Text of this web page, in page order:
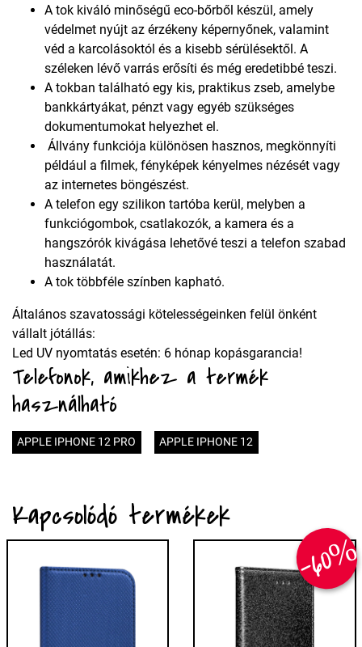
A tok kiváló minőségű eco-bőrből készül, amely
védelmet nyújt az érzékeny képernyőnek, valamint
véd a karcolásoktól és a kisebb sérülésektől. A
széleken lévő varrás erősíti és még eredetibbé teszi.
A tokban található egy kis, praktikus zseb, amelybe
bankkártyákat, pénzt vagy egyéb szükséges
dokumentumokat helyezhet el.
Állvány funkciója különösen hasznos, megkönnyíti
például a filmek, fényképek kényelmes nézését vagy
az internetes böngészést.
A telefon egy szilikon tartóba kerül, melyben a
funkciógombok, csatlakozók, a kamera és a
hangszórók kivágása lehetővé teszi a telefon szabad
használatát.
A tok többféle színben kapható.
Általános szavatossági kötelességeinken felül önként
vállalt jótállás:
Led UV nyomtatás esetén: 6 hónap kopásgarancia!
Telefonok, amikhez a termék
használható
APPLE IPHONE 12 PRO APPLE IPHONE 12
Kapcsolódó termékek
-